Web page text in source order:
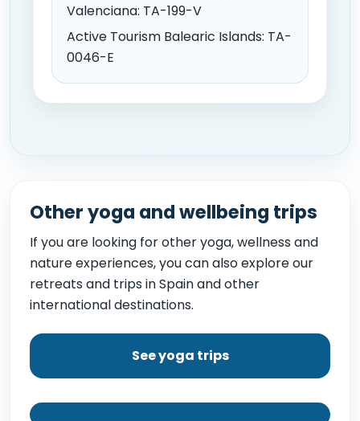
Valenciana: TA-199-V
Active Tourism Balearic Islands: TA-
0046-E
Other yoga and wellbeing trips
If you are looking for other yoga, wellness and
nature experiences, you can also explore our
retreats and trips in Spain and other
international destinations.
See yoga trips